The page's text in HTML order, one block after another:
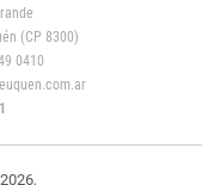
(CP 8300)
0410